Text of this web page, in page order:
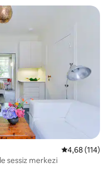
5 üzerinden
4,68 (114)
sessiz merkezi